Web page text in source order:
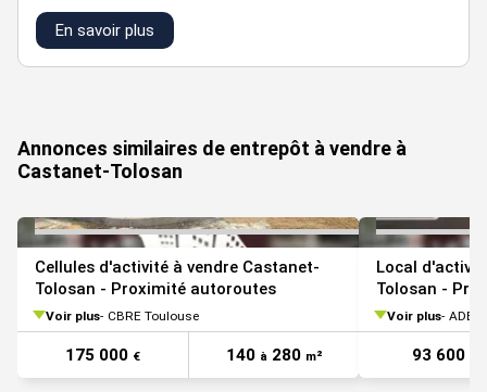
En savoir plus
Annonces similaires de entrepôt à vendre à
Castanet-Tolosan
Cellules d'activité à vendre Castanet-
Tolosan - Proximité autoroutes
Voir plus CBRE Toulouse
175 000 € 140 à280 m²
Local
Tolosan -
Voir plus ADE
93 600